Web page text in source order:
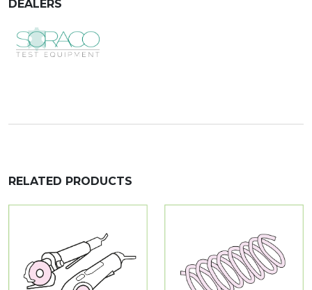
DEALERS
RELATED PRODUCTS